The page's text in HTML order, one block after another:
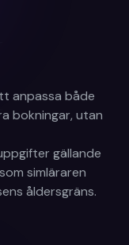
anpassa både
bokningar, utan
gällande
simläraren
åldersgräns.